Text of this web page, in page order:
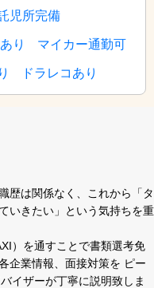
児所完備
り マイカー通勤可
ドラレコあり
歴は関係なく、これから「タ
いきたい」という気持ちを重
）を通すことで書類選考免
企業情報、⾯接対策を ピー
イザーが丁寧に説明致しま